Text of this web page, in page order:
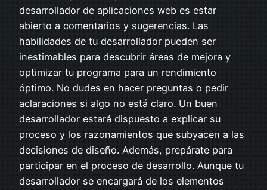
desarrollador de aplicaciones web es estar
abierto a comentarios y sugerencias. Las
habilidades de tu desarrollador pueden ser
inestimables para descubrir áreas de mejora y
optimizar tu programa para un rendimiento
óptimo. No dudes en hacer preguntas o pedir
aclaraciones si algo no está claro. Un buen
desarrollador estará dispuesto a explicar su
proceso y los razonamientos que subyacen a las
decisiones de diseño. Además, prepárate para
participar en el proceso de desarrollo. Aunque tu
desarrollador se encargará de los elementos